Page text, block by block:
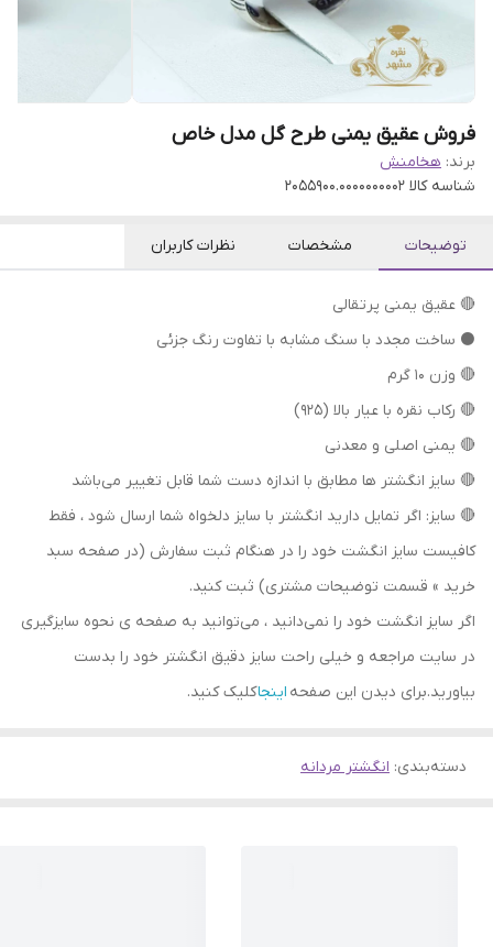
فروش عقیق یمنی طرح گل مدل خاص
برند: هخامنش
شناسه کالا 2055900.0000000002
توضیحات مشخصات نظرات کاربران
🔴 عقیق یمنی پرتقالی
⚫ ساخت مجدد با سنگ مشابه با تفاوت رنگ جزئی
🔴 وزن ۱۰ گرم
🔴 رکاب نقره با عیار بالا (۹۲۵)
🔴 یمنی اصلی و معدنی
🔴 سایز انگشتر ها مطابق با اندازه دست شما قابل تغییر می‌باشد
🔴 سایز: اگر تمایل دارید انگشتر با سایز دلخواه شما ارسال شود ، فقط
کافیست سایز انگشت خود را در هنگام ثبت سفارش (در صفحه سبد
خرید » قسمت توضیحات مشتری) ثبت کنید.
اگر سایز انگشت خود را نمی‌دانید ، می‌توانید به صفحه ی نحوه سایزگیری
در سایت مراجعه و خیلی راحت سایز دقیق انگشتر خود را بدست
بیاورید.برای دیدن این صفحه اینجاکلیک کنید.
دسته‌بندی: انگشتر مردانه